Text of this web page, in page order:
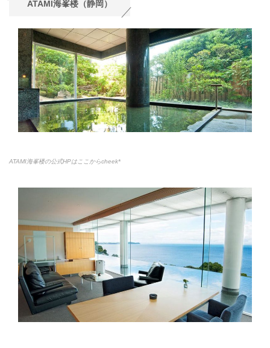
ATAMI海峯楼（静岡）
ATAMI海峯楼の公式HPはここからcheek*